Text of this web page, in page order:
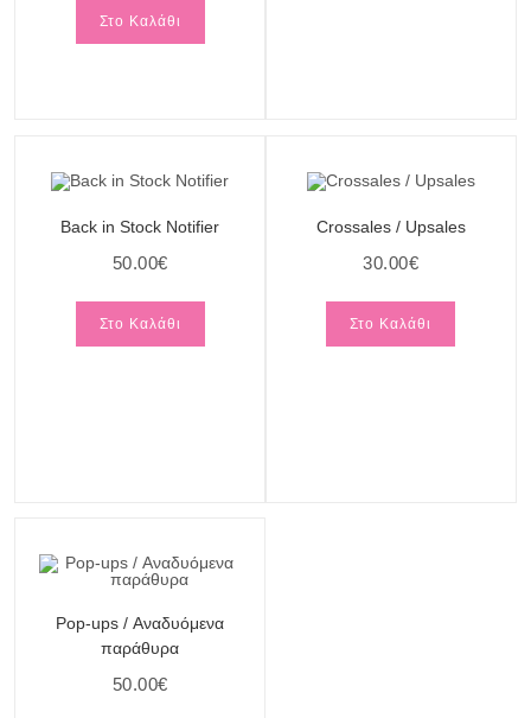
Στο Καλάθι
Back in Stock Notifier
50.00€
Στο Καλάθι
Crossales / Upsales
30.00€
Στο Καλάθι
Pop-ups / Αναδυόμενα
παράθυρα
50.00€